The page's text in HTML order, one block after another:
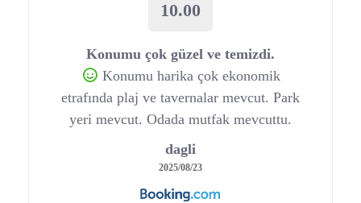
10.00
Konumu çok güzel ve temizdi.
Konumu harika çok ekonomik
etrafında plaj ve tavernalar mevcut. Park
yeri mevcut. Odada mutfak mevcuttu.
dagli
2025/08/23